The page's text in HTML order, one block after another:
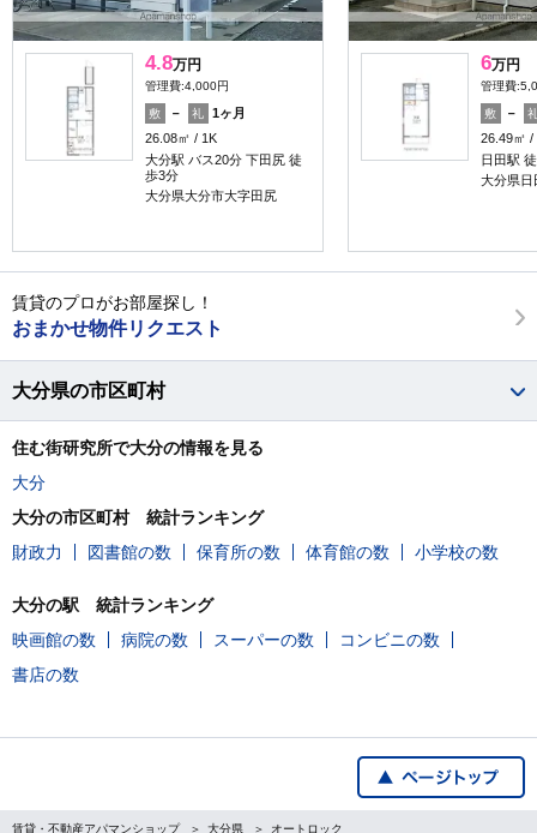
4.8万円
管理費:4,000円
敷 － 礼
1ヶ月
26.08㎡
1K
大分駅 バス20分 下田尻 徒
歩3分
大分県大分市大字田尻
6万円
管理費
敷 －
26.49㎡
日田駅
大分県日
賃貸のプロがお部屋探し！
おまかせ物件リクエスト
大分県の市区町村
住む街研究所で大分の情報を見る
大分
大分の市区町村 統計ランキング
財政力
図書館の数 保育所の数 体育館の数 小学校の数
大分の駅 統計ランキング
映画館の数
病院の数 スーパーの数
コンビニの数
書店の数
賃貸・不動産アパマンショップ 大分県 オートロック